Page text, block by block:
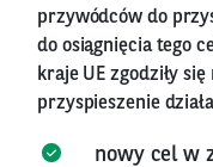
przywódców do
do osiągnięcia tego
kraje UE zgodziły
przyspieszenie
nowy cel w